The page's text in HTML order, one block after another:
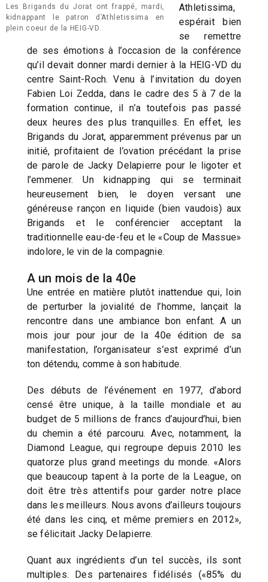
Les Brigands du Jorat ont frappé, mardi,
kidnappant le patron d’Athletissima en
plein coeur de la HEIG-VD.
Athletissima,
espérait bien
se remettre
de ses émotions à l’occasion de la conférence
qu’il devait donner mardi dernier à la HEIG-VD du
centre Saint-Roch. Venu à l’invitation du doyen
Fabien Loi Zedda, dans le cadre des 5 à 7 de la
formation continue, il n’a toutefois pas passé
deux heures des plus tranquilles. En effet, les
Brigands du Jorat, apparemment prévenus par un
initié, profitaient de l’ovation précédant la prise
de parole de Jacky Delapierre pour le ligoter et
l’emmener. Un kidnapping qui se terminait
heureusement bien, le doyen versant une
généreuse rançon en liquide (bien vaudois) aux
Brigands et le conférencier acceptant la
traditionnelle eau-de-feu et le «Coup de Massue»
indolore, le vin de la compagnie.
A un mois de la 40e
Une entrée en matière plutôt inattendue qui, loin
de perturber la jovialité de l’homme, lançait la
rencontre dans une ambiance bon enfant. A un
mois jour pour jour de la 40e édition de sa
manifestation, l’organisateur s’est exprimé d’un
ton détendu, comme à son habitude.
Des débuts de l’événement en 1977, d’abord
censé être unique, à la taille mondiale et au
budget de 5 millions de francs d’aujourd’hui, bien
du chemin a été parcouru. Avec, notamment, la
Diamond League, qui regroupe depuis 2010 les
quatorze plus grand meetings du monde. «Alors
que beaucoup tapent à la porte de la League, on
doit être très attentifs pour garder notre place
dans les meilleurs. Nous avons d’ailleurs toujours
été dans les cinq, et même premiers en 2012»,
se félicitait Jacky Delapierre.
Quant aux ingrédients d’un tel succès, ils sont
multiples. Des partenaires fidélisés («85% du